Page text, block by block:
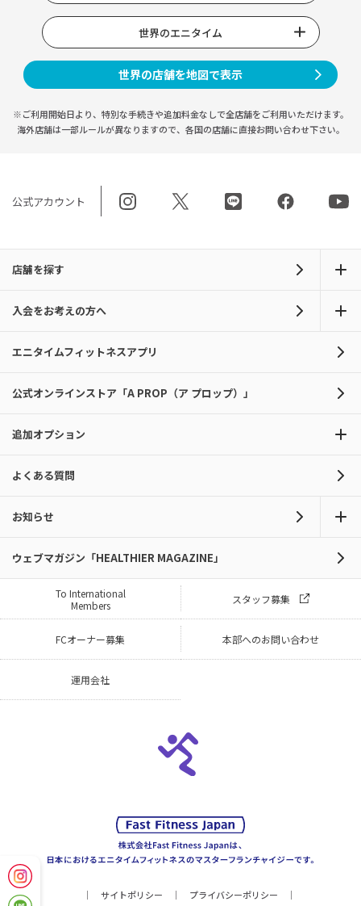
世界のエニタイム
世界の店舗を地図で表示
※ご利用開始日より、特別な手続きや追加料金なしで全店舗をご利用いただけます。
海外店舗は一部ルールが異なりますので、 各国の店舗に直接お問い合わせ下さい。
公式アカウント
店舗を探す
入会をお考えの方へ
エニタイムフィットネスアプリ
公式オンラインストア「A PROP（ア プロップ）」
追加オプション
よくある質問
お知らせ
ウェブマガジン「HEALTHIER MAGAZINE」
To International
Members
スタッフ募集
FCオーナー募集 本部へのお問い合わせ
運用会社
サイトポリシー
プライバシーポリシー